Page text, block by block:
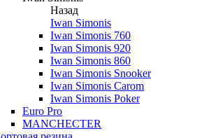
Назад
Iwan Simonis
Iwan Simonis 760
Iwan Simonis 920
Iwan Simonis 860
Iwan Simonis Snooker
Iwan Simonis Carom
Iwan Simonis Poker
Euro Pro
MANCHECTER